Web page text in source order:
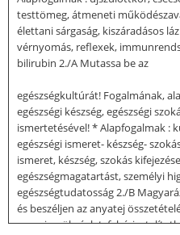
testtömeg, átmeneti
élettani sárgaság, kiszáradásos
vérnyomás, reflexek,
bilirubin 2./A Mutassa be az
egészségkultúrát! Fogalmának,
egészségi készség, egészségi
ismertetésével! * Alapfogalmak :
egészségi ismeret- készség-
ismeret, készség, szokás
egészségmagatartást, személyi
egészségtudatosság 2./B
és beszéljen az anyatej
energiaszükséglet, fehérje,